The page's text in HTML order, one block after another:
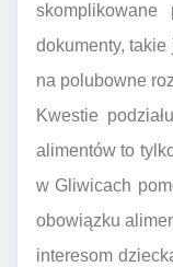
dokumenty,
na polubowne
Kwestie
alimentów to
w Gliwicach
obowiązku
interesom